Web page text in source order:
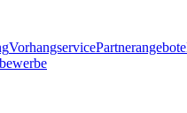
VorhangservicePartnerangebote